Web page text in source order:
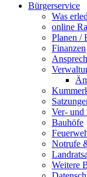
Bürgerservice
Was
online
Planen /
Finanzen
Ver- und
Bauhöfe
Notrufe
Weitere